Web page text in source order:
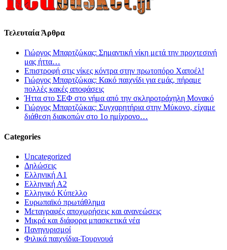
Τελευταία Άρθρα
Γιώργος Μπαρτζώκας: Σημαντική νίκη μετά την προχτεσινή
μας ήττα…
Επιστροφή στις νίκες κόντρα στην πρωτοπόρο Χαποέλ!
Γιώργος Μπαρτζώκας: Κακό παιχνίδι για εμάς, πήραμε
πολλές κακές αποφάσεις
Ήττα στο ΣΕΦ στο νήμα από την σκληροτράχηλη Μονακό
Γιώργος Μπαρτζώκας: Συγχαρητήρια στην Μύκονο, είχαμε
διάθεση διακοπών στο 1ο ημίχρονο…
Categories
Uncategorized
Δηλώσεις
Ελληνική Α1
Ελληνική Α2
Ελληνικό Κύπελλο
Ευρωπαϊκό πρωτάθλημα
Μεταγραφές αποχωρήσεις και ανανεώσεις
Μικρά και διάφορα μπασκετικά νέα
Πανηγυρισμοί
Φιλικά παιχνίδια-Τουρνουά